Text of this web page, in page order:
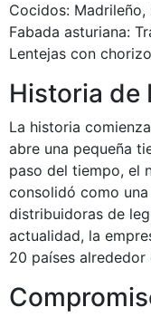
Cocidos: Madrileño,
Fabada asturiana:
Lentejas con
Historia de
La historia
abre una pequeña
paso del tiempo, el
consolidó como
distribuidoras de
actualidad, la
20 países alrededor